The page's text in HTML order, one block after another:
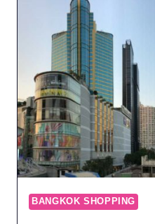
PERFEKTE
MALL
FÜR
BANGKOK SHOPPING